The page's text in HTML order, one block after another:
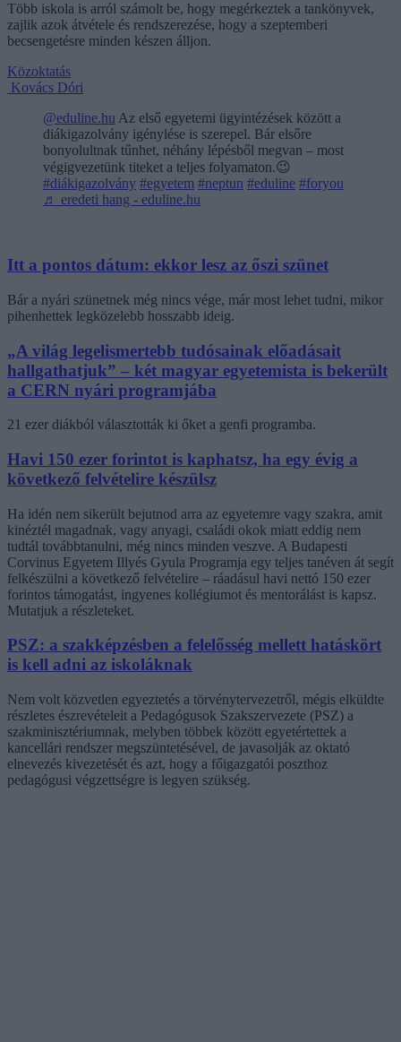
Több iskola is arról számolt be, hogy megérkeztek a tankönyvek,
zajlik azok átvétele és rendszerezése, hogy a szeptemberi
becsengetésre minden készen álljon.
Közoktatás
Kovács Dóri
@eduline.hu Az első egyetemi ügyintézések között a
diákigazolvány igénylése is szerepel. Bár elsőre
bonyolultnak tűnhet, néhány lépésből megvan – most
végigvezetünk titeket a teljes folyamaton.😉
#diákigazolvány #egyetem #neptun #eduline #foryou
♬ eredeti hang - eduline.hu
Itt a pontos dátum: ekkor lesz az őszi szünet
Bár a nyári szünetnek még nincs vége, már most lehet tudni, mikor
pihenhettek legközelebb hosszabb ideig.
„A világ legelismertebb tudósainak előadásait
hallgathatjuk” – két magyar egyetemista is bekerült
a CERN nyári programjába
21 ezer diákból választották ki őket a genfi programba.
Havi 150 ezer forintot is kaphatsz, ha egy évig a
következő felvételire készülsz
Ha idén nem sikerült bejutnod arra az egyetemre vagy szakra, amit
kinéztél magadnak, vagy anyagi, családi okok miatt eddig nem
tudtál továbbtanulni, még nincs minden veszve. A Budapesti
Corvinus Egyetem Illyés Gyula Programja egy teljes tanéven át segít
felkészülni a következő felvételire – ráadásul havi nettó 150 ezer
forintos támogatást, ingyenes kollégiumot és mentorálást is kapsz.
Mutatjuk a részleteket.
PSZ: a szakképzésben a felelősség mellett hatáskört
is kell adni az iskoláknak
Nem volt közvetlen egyeztetés a törvénytervezetről, mégis elküldte
részletes észrevételeit a Pedagógusok Szakszervezete (PSZ) a
szakminisztériumnak, melyben többek között egyetértettek a
kancellári rendszer megszüntetésével, de javasolják az oktató
elnevezés kivezetését és azt, hogy a főigazgatói poszthoz
pedagógusi végzettségre is legyen szükség.